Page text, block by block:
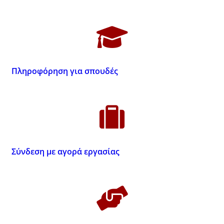
Πληροφόρηση για σπουδές
Σύνδεση με αγορά εργασίας